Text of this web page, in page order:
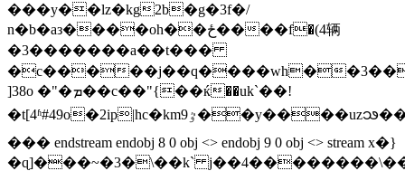
���y��lz�kg2b�g�3f�/
n�b�aз����oh��ځ����f�(4辆
�3��� ����a��t���
�c�����j��q����wh�
]38o �"�ܡ��c��"{��ќ��uk`��!
�t[4ʱ#49o�2ip|hc�kmٷ9��y����uzꧢ���
��� endstream endobj 8 0 obj <> endobj 9 0 obj <> stream x�}
�ɋ]���~�3�\��k`